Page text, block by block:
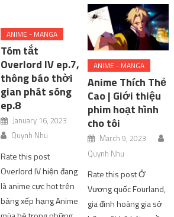
ANIME - MANGA
Tóm tắt
Overlord IV ep.7,
thông báo thời
gian phát sóng
ep.8
January 16, 2023
Quynh Nhu
Rate this post
Overlord IV hiện đang
là anime cực hot trên
bảng xếp hạng Anime
ANIME - MANGA
Anime Thích Thẻ
Cao | Giới thiệu
phim hoạt hình
cho tôi
March 9, 2023
Quynh Nhu
Rate this post Ở
Vương quốc Fourland,
gia đình hoàng gia sở